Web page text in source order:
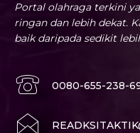
Portal olahraga terkini
ringan dan lebih dekat.
baik daripada sedikit
0080-655-238-